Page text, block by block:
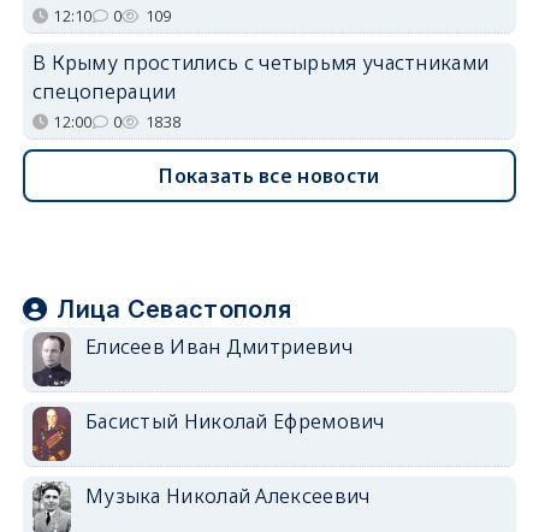
12:10 0 109
В Крыму простились с четырьмя участниками
спецоперации
12:00 0 1838
Показать все новости
Лица Севастополя
Елисеев Иван Дмитриевич
Басистый Николай Ефремович
Музыка Николай Алексеевич